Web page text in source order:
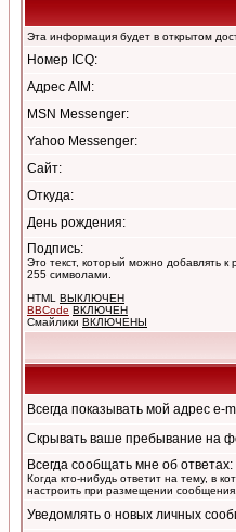
Эта информация будет в открытом
Номер ICQ:
Адрес AIM:
MSN Messenger:
Yahoo Messenger:
Сайт:
Откуда:
День рождения:
Подпись:
Это текст, который можно добавлять
255 символами.
HTML ВЫКЛЮЧЕН
BBCode ВКЛЮЧЕН
Смайлики ВКЛЮЧЕНЫ
Всегда показывать мой адрес e-
Скрывать ваше пребывание на
Всегда сообщать мне об ответах:
Когда кто-нибудь ответит на тему, в
настроить при размещении сообщения.
Уведомлять о новых личных